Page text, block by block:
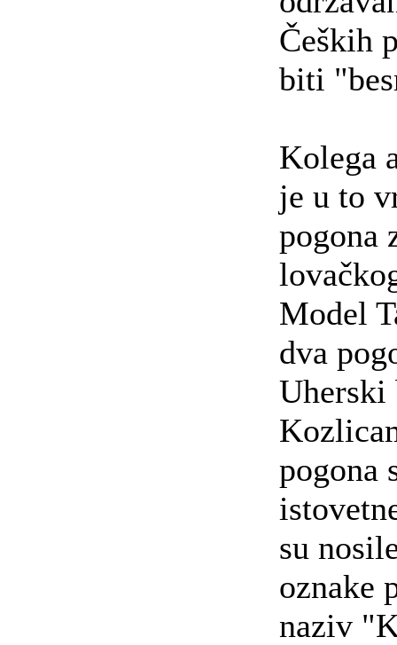
Čeških
biti
Kolega
je u to
pogona
Model
dva
Uherski
pogona
su
oznake
naziv